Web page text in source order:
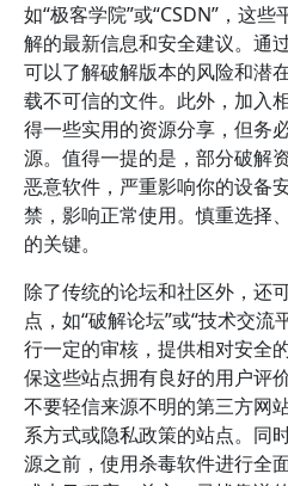
如“极客学院”或“CSDN”，这
解的最新信息和安全建议。通
可以了解破解版本的风险和潜
载不可信的文件。此外，加入
得一些实用的资源分享，但务
源。值得一提的是，部分破解
恶意软件，严重影响你的设备
禁，影响正常使用。慎重选择
的关键。
除了传统的论坛和社区外，还
点，如“破解论坛”或“技术交
行一定的审核，提供相对安全
保这些站点拥有良好的用户评
不要轻信来源不明的第三方网
系方式或隐私政策的站点。同
源之前，使用杀毒软件进行全